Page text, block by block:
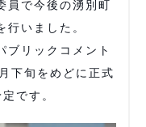
員で今後の湧別町
いました。
リックコメント
下旬をめどに正式
です。